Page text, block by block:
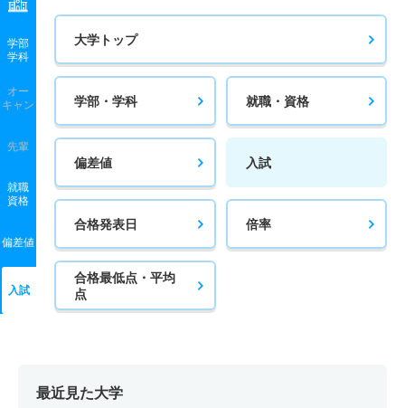
学部
学科
オー
キャン
先輩
就職
資格
偏差値
入試
大学トップ
学部・学科 就職・資格
偏差値 入試
合格発表日 倍率
合格最低点・平均
点
最近見た大学